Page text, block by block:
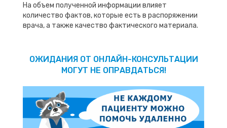
На объем полученной информации влияет
количество фактов, которые есть в распоряжении
врача, а также качество фактического материала.
ОЖИДАНИЯ ОТ ОНЛАЙН-КОНСУЛЬТАЦИИ
МОГУТ НЕ ОПРАВДАТЬСЯ!